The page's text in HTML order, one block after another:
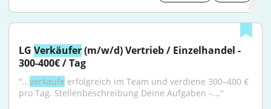
LG Verkäufer (m/w/d) Vertrieb / Einzelhandel -
300-400€ / Tag
"...verkaufe erfolgreich im Team und verdiene 300–400 €
pro Tag. Stellenbeschreibung Deine Aufgaben –..."